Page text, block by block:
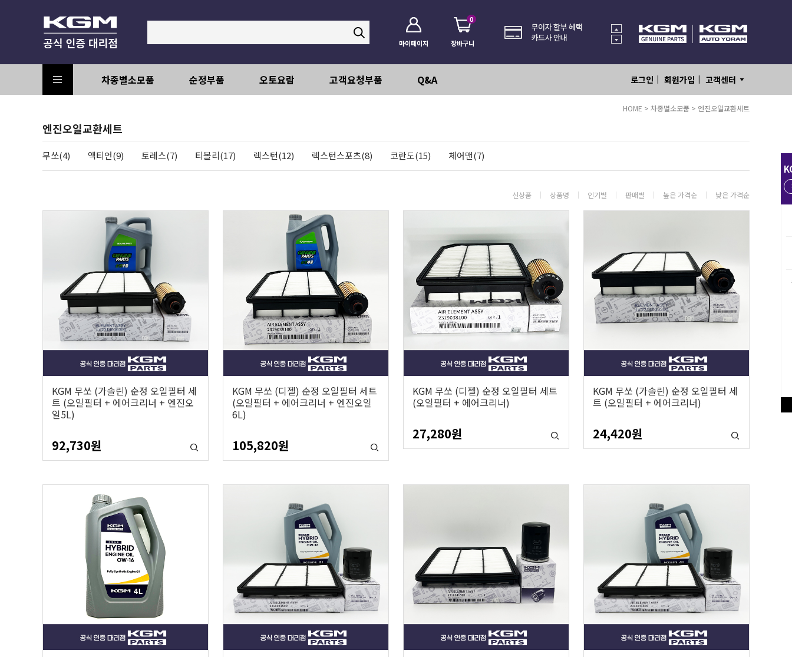
마이페이지
0
장바구니
차종별소모품 순정부품 오토요람 고객요청부품 Q&A 로그인 | 회원가입 | 고객센터
HOME > 차종별소모품 > 엔진오일교환세트
엔진오일교환세트
무쏘(4) 액티언(9) 토레스(7) 티볼리(17) 렉스턴(12) 렉스턴스포츠(8) 코란도(15) 체어맨(7)
신상품 상품명 인기별 판매별 높은 가격순 낮은 가격순
KGM 무쏘 (가솔린) 순정 오일필터 세
트 (오일필터 + 에어크리너 + 엔진오
일5L)
92,730원
KGM 무쏘 (디젤) 순정 오일필터 세트
(오일필터 + 에어크리너 + 엔진오일
6L)
105,820원
KGM 무쏘 (디젤) 순정 오일필터 세트
(오일필터 + 에어크리너)
27,280원
KGM 무쏘 (가솔린) 순정 오일필터 세
트 (오일필터 + 에어크리너)
24,420원